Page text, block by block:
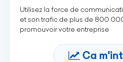
Utilisez la force de
et son trafic de plus de 800
promouvoir votre entreprise
Ca